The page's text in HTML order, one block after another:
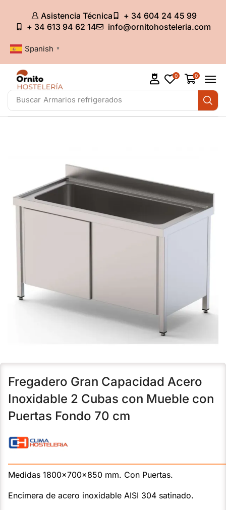
Asistencia Técnica
+ 34 604 24 45 99
+ 34 613 94 62 14
info@ornitohosteleria.com
Spanish ▼
Buscar Armarios refrigerados
0 0
Fregadero Gran Capacidad Acero
Inoxidable 2 Cubas con Mueble con
Puertas Fondo 70 cm
Medidas 1800x700x850 mm. Con Puertas.
Encimera de acero inoxidable AISI 304 satinado.